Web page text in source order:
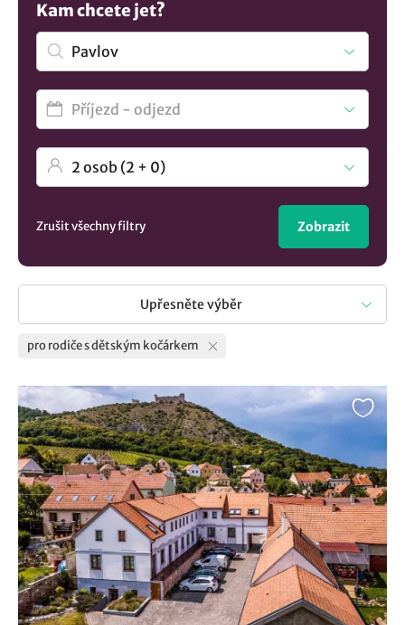
Kam chcete jet?
Zrušit všechny filtry Zobrazit
Upřesněte výběr
pro rodiče s dětským kočárkem